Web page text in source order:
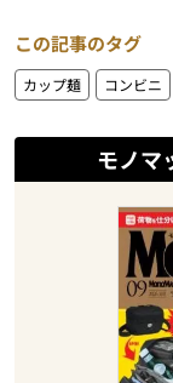
この記事のタグ
カップ麺 コンビニ
モノマ